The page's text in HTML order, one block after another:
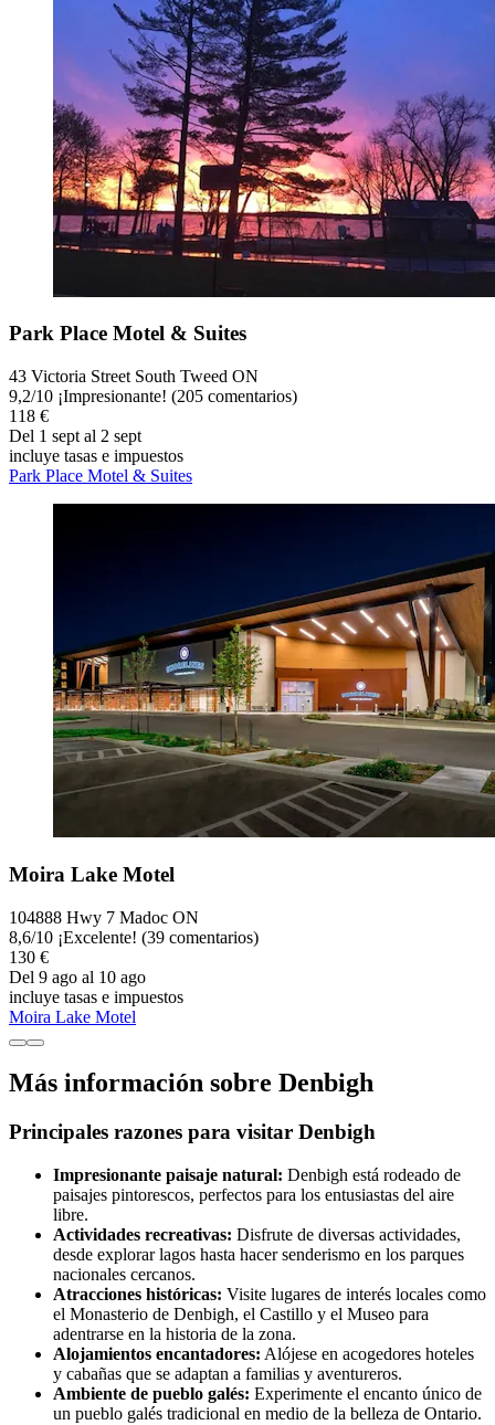
Park Place Motel & Suites
43 Victoria Street South Tweed ON
9,2/10 ¡Impresionante! (205 comentarios)
118 €
Del 1 sept al 2 sept
incluye tasas e impuestos
Park Place Motel & Suites
Moira Lake Motel
104888 Hwy 7 Madoc ON
8,6/10 ¡Excelente! (39 comentarios)
130 €
Del 9 ago al 10 ago
incluye tasas e impuestos
Moira Lake Motel
Más información sobre Denbigh
Principales razones para visitar Denbigh
Impresionante paisaje natural: Denbigh está rodeado de
paisajes pintorescos, perfectos para los entusiastas del aire
libre.
Actividades recreativas: Disfrute de diversas actividades,
desde explorar lagos hasta hacer senderismo en los parques
nacionales cercanos.
Atracciones históricas: Visite lugares de interés locales como
el Monasterio de Denbigh, el Castillo y el Museo para
adentrarse en la historia de la zona.
Alojamientos encantadores: Alójese en acogedores hoteles
y cabañas que se adaptan a familias y aventureros.
Ambiente de pueblo galés: Experimente el encanto único de
un pueblo galés tradicional en medio de la belleza de Ontario.